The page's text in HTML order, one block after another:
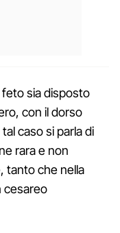
sia disposto
con il dorso
caso si parla di
rara e non
tanto che nella
cesareo